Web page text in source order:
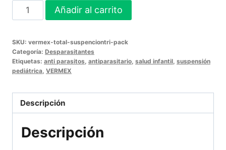
VERMEX
100
SUSPENSIÓN
PEDIÁTRICA
-
cantidad
Añadir al carrito
SKU: vermex-total-suspenciontri-pack
Categoría: Desparasitantes
Etiquetas: anti parasitos antiparasitario salud infantil suspensión
pediátrica VERMEX
Descripción
Descripción